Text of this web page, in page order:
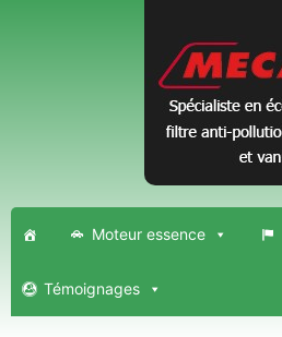
Moteur essence
Témoignages